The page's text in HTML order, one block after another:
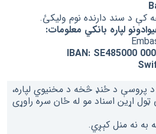
لپاره بانکي معلومات:
IBAN: SE485000
پروسې د ځنډ څخه د مخنیوي لپاره،
اړین اسناد مو له ځان سره راوړی
به نه منل کېږي.